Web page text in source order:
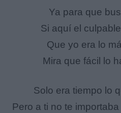
Ya para que
Si aquí el
Que yo era lo
Mira que fácil lo
Solo era tiempo lo
Pero a ti no te